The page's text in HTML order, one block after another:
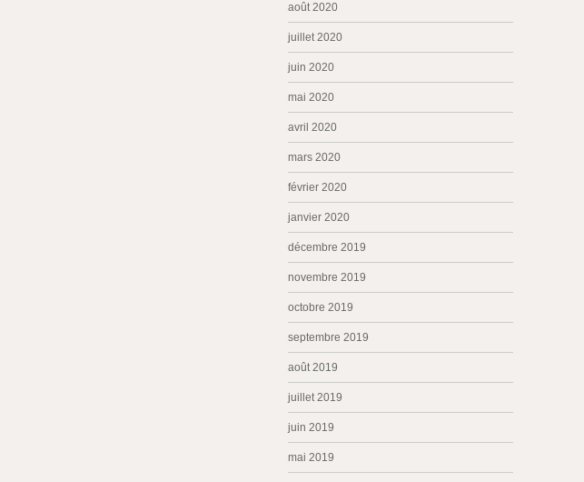
août 2020
juillet 2020
juin 2020
mai 2020
avril 2020
mars 2020
février 2020
janvier 2020
décembre 2019
novembre 2019
octobre 2019
septembre 2019
août 2019
juillet 2019
juin 2019
mai 2019